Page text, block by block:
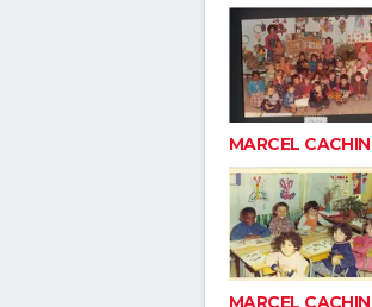
MARCEL CACHIN
MARCEL CACHIN